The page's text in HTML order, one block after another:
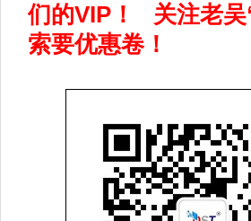
们的VIP！ 关注老吴
索要优惠卷！